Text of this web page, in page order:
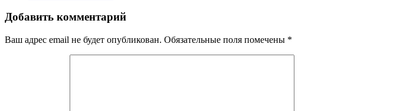
Добавить комментарий
Ваш адрес email не будет опубликован. Обязательные поля помечены *